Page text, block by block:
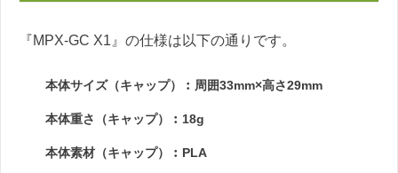
『MPX-GC X1』の仕様は以下の通りです。
本体サイズ（キャップ）︰周囲33mm×高さ29mm
本体重さ（キャップ）︰18g
本体素材（キャップ）︰PLA